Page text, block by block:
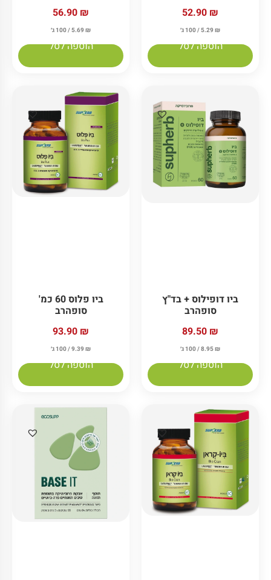
52.90 ₪
5.29 ₪ / 100 ג׳
הוספה לסל
56.90 ₪
5.69 ₪ / 100 ג׳
הוספה לסל
ביו דופילוס + בד"ץ
סופהרב
89.50 ₪
8.95₪ / 100 ג׳
הוספה לסל
ביו פלוס 60 כמ'
סופהרב
93.90 ₪
9.39 ₪ / 100 ג׳
הוספה לסל